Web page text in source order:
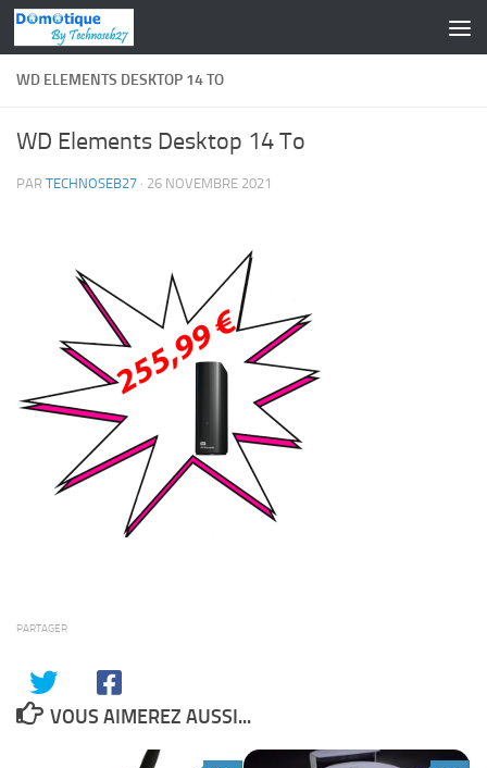
Skip to content
WD ELEMENTS DESKTOP 14 TO
WD Elements Desktop 14 To
PAR TECHNOSEB27 · 26 NOVEMBRE 2021
PARTAGER
VOUS AIMEREZ AUSSI...